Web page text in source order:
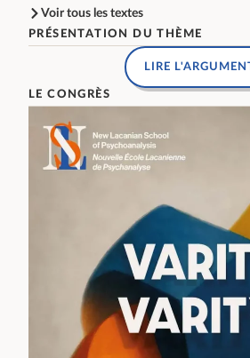
Voir tous les textes
PRÉSENTATION DU THÈME
LIRE L'ARGUMENT
LE CONGRÈS